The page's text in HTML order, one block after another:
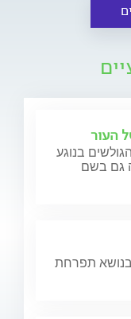
העור
בנוגע
גם בשם
בנושא תפרחת